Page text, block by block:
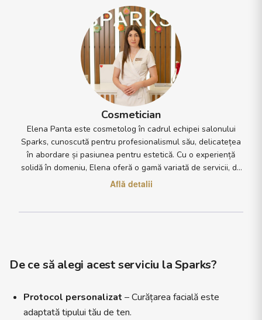
Cosmetician
Elena Panta este cosmetolog în cadrul echipei salonului
Sparks, cunoscută pentru profesionalismul său, delicatețea
în abordare și pasiunea pentru estetică. Cu o experiență
solidă în domeniu, Elena oferă o gamă variată de servicii, de
la tratamente faciale de curățare, hidratare și regenerare.
personalizată și explică fiecare pas al tratamentului, astfel
încât fiecare persoană să se simtă în siguranță și răsfățată.
imaginea modernă și rafinată a salonului, lucrând în strânsă
colaborare cu ceilalți specialiști pentru a oferi o experiență
Află detalii
De ce să alegi acest serviciu la Sparks?
Protocol personalizat – Curățarea facială este
adaptată tipului tău de ten.